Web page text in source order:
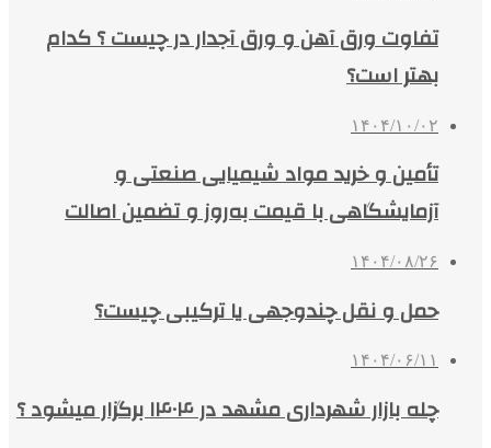
تفاوت ورق آهن و ورق آجدار در چیست ؟ کدام
بهتر است؟
۱۴۰۴/۱۰/۰۲
تأمین و خرید مواد شیمیایی صنعتی و
آزمایشگاهی با قیمت به‌روز و تضمین اصالت
۱۴۰۴/۰۸/۲۶
حمل و نقل چندوجهی یا ترکیبی چیست؟
۱۴۰۴/۰۶/۱۱
چله بازار شهرداری مشهد در ۱۴۰۴ برگزار میشود ؟